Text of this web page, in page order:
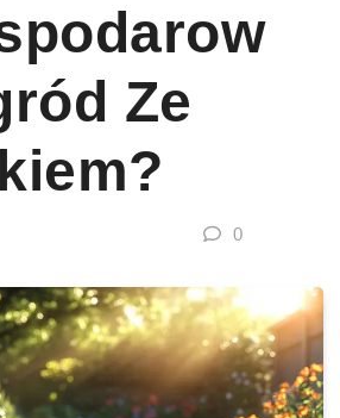
Ze
0